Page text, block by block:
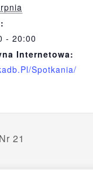
- 20:00
Internetowa:
spotkania/
21